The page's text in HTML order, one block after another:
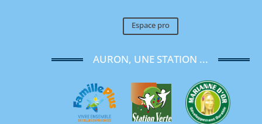
Espace pro
AURON, UNE STATION ...